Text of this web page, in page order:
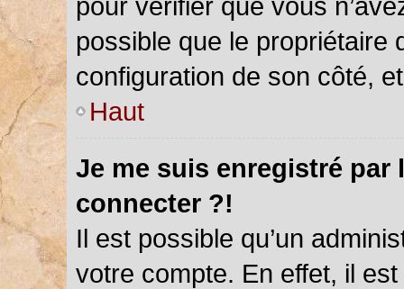
possible que le propriétaire
configuration de son côté,
Haut
Je me suis enregistré par
connecter ?!
Il est possible qu’un
votre compte. En effet, il